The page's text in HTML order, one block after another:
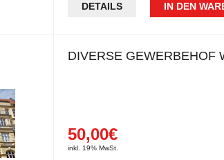
DETAILS IN DEN
DIVERSE GEWERBEHOF
50,00€
inkl. 19% MwSt.